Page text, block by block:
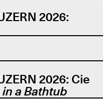
2026:
2026: Cie
a Bathtub